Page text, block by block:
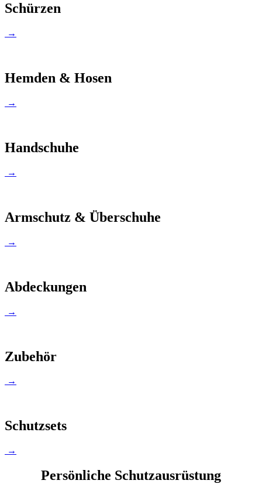
Schürzen
→
Hemden & Hosen
→
Handschuhe
→
Armschutz & Überschuhe
→
Abdeckungen
→
Zubehör
→
Schutzsets
→
Persönliche Schutzausrüstung